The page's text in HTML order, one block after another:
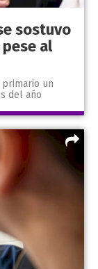
sostuvo
al
primario un
del año